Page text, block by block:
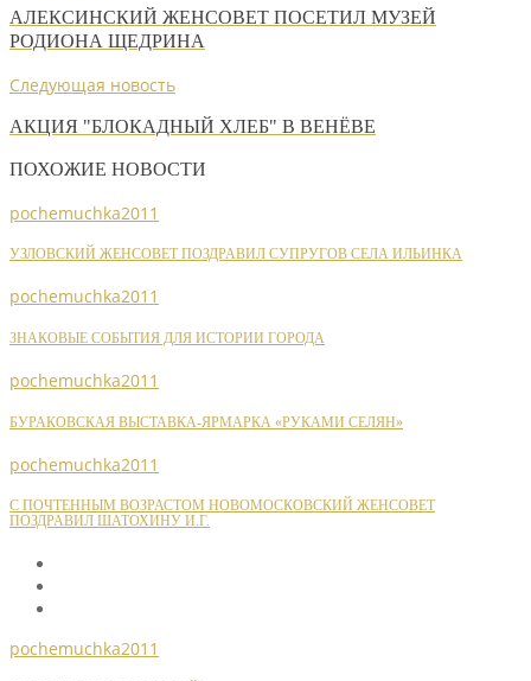
АЛЕКСИНСКИЙ ЖЕНСОВЕТ ПОСЕТИЛ МУЗЕЙ
РОДИОНА ЩЕДРИНА
Следующая новость
АКЦИЯ "БЛОКАДНЫЙ ХЛЕБ" В ВЕНЁВЕ
ПОХОЖИЕ НОВОСТИ
pochemuchka2011
УЗЛОВСКИЙ ЖЕНСОВЕТ ПОЗДРАВИЛ СУПРУГОВ СЕЛА ИЛЬИНКА
pochemuchka2011
ЗНАКОВЫЕ СОБЫТИЯ ДЛЯ ИСТОРИИ ГОРОДА
pochemuchka2011
БУРАКОВСКАЯ ВЫСТАВКА-ЯРМАРКА «РУКАМИ СЕЛЯН»
pochemuchka2011
С ПОЧТЕННЫМ ВОЗРАСТОМ НОВОМОСКОВСКИЙ ЖЕНСОВЕТ
ПОЗДРАВИЛ ШАТОХИНУ И.Г.
pochemuchka2011